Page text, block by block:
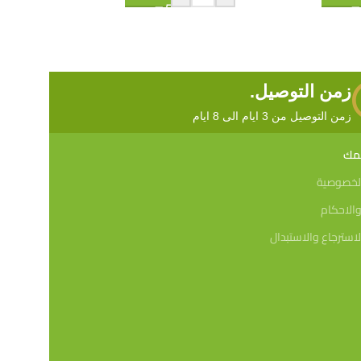
زمن التوصيل.
زمن التوصيل من 3 ايام الى 8 ايام
والاستبدال